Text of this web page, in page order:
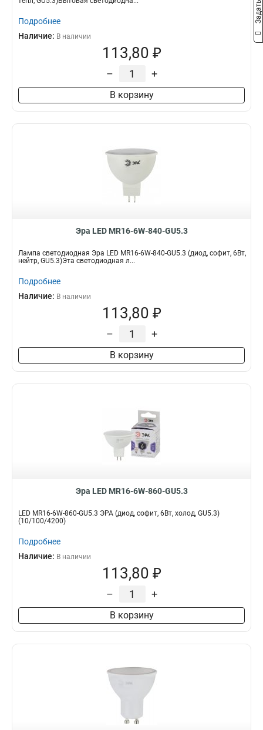
Подробнее
Наличие: В наличии
113,80 ₽
– +
В корзину
Эра LED MR16-6W-840-GU5.3
Лампа светодиодная Эра LED MR16-6W-840-GU5.3 (диод, софит, 6Вт,
нейтр, GU5.3)Эта светодиодная л...
Подробнее
Наличие: В наличии
113,80 ₽
– +
В корзину
Эра LED MR16-6W-860-GU5.3
LED MR16-6W-860-GU5.3 ЭРА (диод, софит, 6Вт, холод, GU5.3)
(10/100/4200)
Подробнее
Наличие: В наличии
113,80 ₽
– +
В корзину